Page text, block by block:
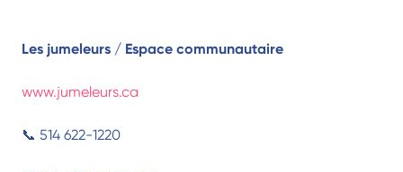
Les jumeleurs / Espace communautaire
www.jumeleurs.ca
📞 514 622-1220